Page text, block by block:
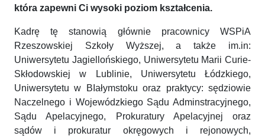
która zapewni Ci wysoki poziom kształcenia.
Kadrę tę stanowią głównie pracownicy WSPiA
Rzeszowskiej Szkoły Wyższej, a także im.in:
Uniwersytetu Jagiellońskiego, Uniwersytetu Marii Curie-
Skłodowskiej w Lublinie, Uniwersytetu Łódzkiego,
Uniwersytetu w BIałymstoku oraz praktycy: sędziowie
Naczelnego i Wojewódzkiego Sądu Adminstracyjnego,
Sądu Apelacyjnego, Prokuratury Apelacyjnej oraz
sądów i prokuratur okręgowych i rejonowych,